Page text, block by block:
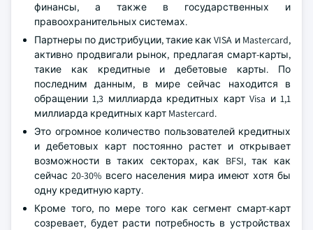
финансы, а также в государственных и
правоохранительных системах.
Партнеры по дистрибуции, такие как VISA и Mastercard,
активно продвигали рынок, предлагая смарт-карты,
такие как кредитные и дебетовые карты. По
последним данным, в мире сейчас находится в
обращении 1,3 миллиарда кредитных карт Visa и 1,1
миллиарда кредитных карт Mastercard.
Это огромное количество пользователей кредитных
и дебетовых карт постоянно растет и открывает
возможности в таких секторах, как BFSI, так как
сейчас 20-30% всего населения мира имеют хотя бы
одну кредитную карту.
Кроме того, по мере того как сегмент смарт-карт
созревает, будет расти потребность в устройствах